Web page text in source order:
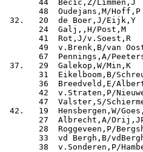
44  Becic,Z/Limmen,J
48  Oudejans,M/
32.   20  de Boer,J/
24  Galj‚,H/Post,M
41  Rot,J/v.Soest,R
49  v.Brenk,B/van
67  Pennings,A/
37.   29  Galekop,W/
31  Eikelboom,B/
36  Breedveld,E/
42  v.Straten,P/
47  Valster,S/
42.   19  Hensbergen,W/
27  Albrecht,A/
28  Roggeveen,P/
33  vd Bergh,B/
38  v.Sonderen,P/